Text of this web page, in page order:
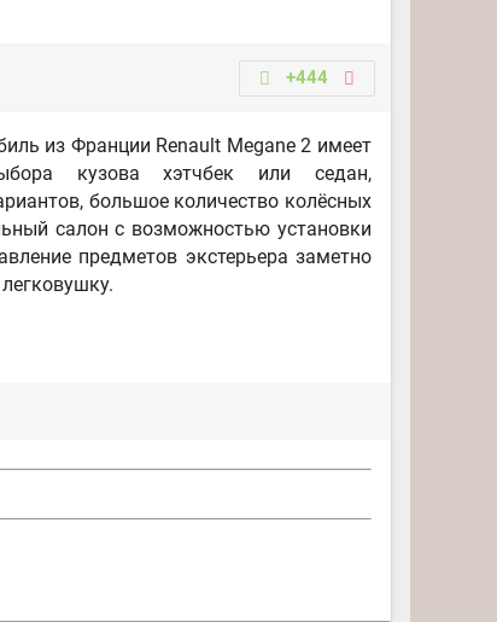
+444
из Франции Renault Megane 2 имеет
кузова хэтчбек или седан,
большое количество колёсных
салон с возможностью установки
предметов экстерьера заметно